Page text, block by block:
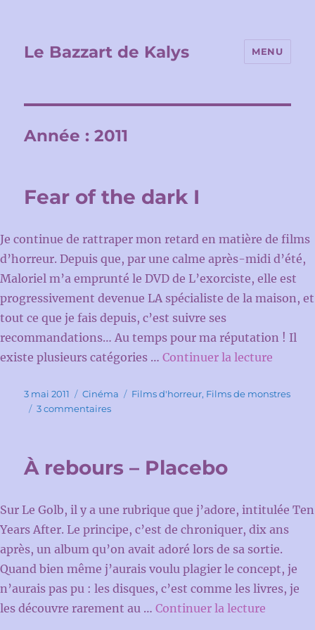
Le Bazzart de Kalys MENU
Année :2011
Fear of the dark I
Je continue de rattraper mon retard en matière de films
d’horreur. Depuis que, par une calme après-midi d’été,
Maloriel m’a emprunté le DVD de L’exorciste, elle est
progressivement devenue LA spécialiste de la maison, et
tout ce que je fais depuis, c’est suivre ses
recommandations… Au temps pour ma réputation ! Il
existe plusieurs catégories … Continuer la lecture
Publié
le
3 mai 2011 Catégories
Cinéma Étiquettes
Films d'horreur, Films de monstres
3 commentairessur
dark
À rebours – Placebo
Sur Le Golb, il y a une rubrique que j’adore, intitulée Ten
Years After. Le principe, c’est de chroniquer, dix ans
après, un album qu’on avait adoré lors de sa sortie.
Quand bien même j’aurais voulu plagier le concept, je
n’aurais pas pu : les disques, c’est comme les livres, je
les découvre rarement au … Continuer la lecture